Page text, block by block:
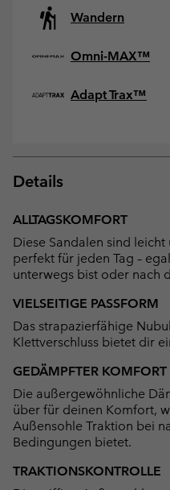
Wandern
Omni-MAX™
Adapt Trax™
Details
ALLTAGSKOMFORT
Diese Sandalen sind
perfekt für jeden Tag –
unterwegs bist oder nach
VIELSEITIGE PASSFORM
Das strapazierfähige
Klettverschluss bietet dir
GEDÄMPFTER KOMFORT
Die außergewöhnliche
über für deinen Komfort,
Außensohle Traktion bei
Bedingungen bietet.
TRAKTIONSKONTROLLE